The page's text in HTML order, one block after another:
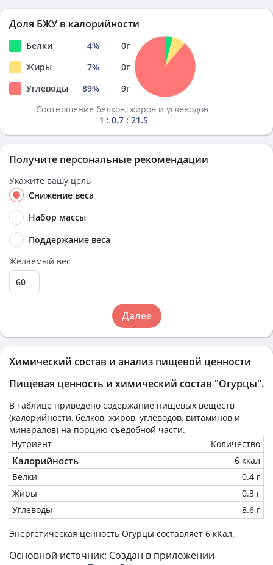
Химический состав и анализ пищевой ценности
Пищевая ценность и химический состав "Огурцы".
В таблице приведено содержание пищевых веществ
(калорийности, белков, жиров, углеводов, витаминов и
минералов) на порцию съедобной части.
Нутриент
Количество
Калорийность
6 ккал
Белки
0.4 г
Жиры
0.3 г
Углеводы
8.6 г
Энергетическая ценность Огурцы составляет 6 кКал.
Основной источник: Создан в приложении
Доля БЖУ в калорийности
Белки 4% 0г
Жиры
7% 0г
Углеводы
89% 9г
Соотношение белков, жиров и углеводов
1 : 0.7 : 21.5
Получите персональные рекомендации
Укажите вашу цель
Снижение веса
Набор массы
Поддержание веса
Желаемый вес
Далее